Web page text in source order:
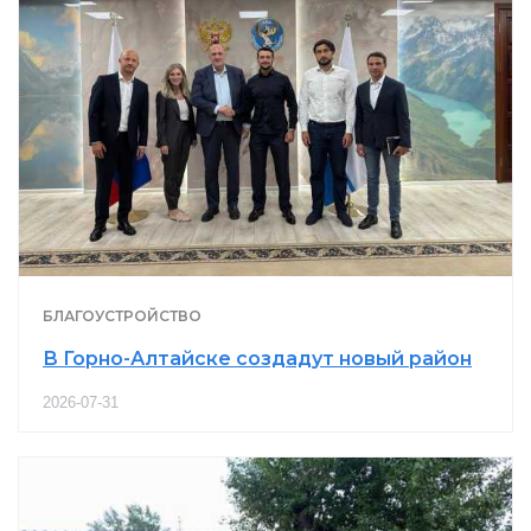
БЛАГОУСТРОЙСТВО
В Горно-Алтайске создадут новый район
2026-07-31